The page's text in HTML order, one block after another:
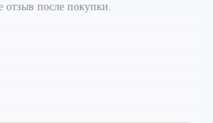
отзыв после покупки.